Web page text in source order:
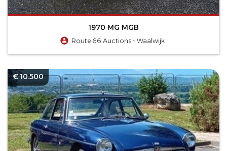
1970 MG MGB
Route 66 Auctions - Waalwijk
€ 10.500